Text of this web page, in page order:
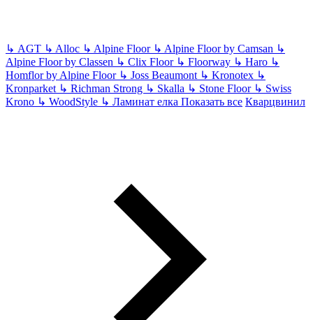
↳ AGT ↳ Alloc ↳ Alpine Floor ↳ Alpine Floor by Camsan ↳
Alpine Floor by Classen ↳ Clix Floor ↳ Floorway ↳ Haro ↳
Homflor by Alpine Floor ↳ Joss Beaumont ↳ Kronotex ↳
Kronparket ↳ Richman Strong ↳ Skalla ↳ Stone Floor ↳ Swiss
Krono ↳ WoodStyle ↳ Ламинат елка Показать все Кварцвинил